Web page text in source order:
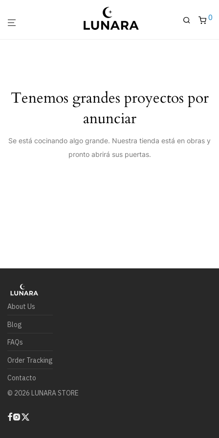
0
Tenemos grandes proyectos por
anunciar
Se está cocinando algo grande. Nuestra tienda está en obras y
pronto abrirá sus puertas.
About Us
Blog
FAQs
Order Tracking
Contacto
© 2026 LUNARA STORE